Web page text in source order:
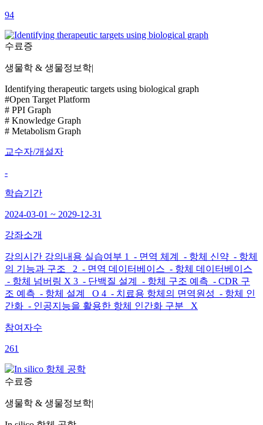
94
수료증
생물학 & 생물정보학|
Identifying therapeutic targets using biological graph
#Open Target Platform
# PPI Graph
# Knowledge Graph
# Metabolism Graph
교수자/개설자
-
학습기간
2024-03-01 ~ 2029-12-31
강좌소개
강의시간 강의내용 실습여부 1 - 면역 체계 - 항체 신약 - 항체
의 기능과 구조 2 - 면역 데이터베이스 - 항체 데이터베이스
- 항체 넘버링 X 3 - 단백질 설계 - 항체 구조 예측 - CDR 구
조 예측 - 항체 설계 O 4 - 치료용 항체의 면역원성 - 항체 인
간화 - 인공지능을 활용한 항체 인간화 구분 X
참여자수
261
수료증
생물학 & 생물정보학|